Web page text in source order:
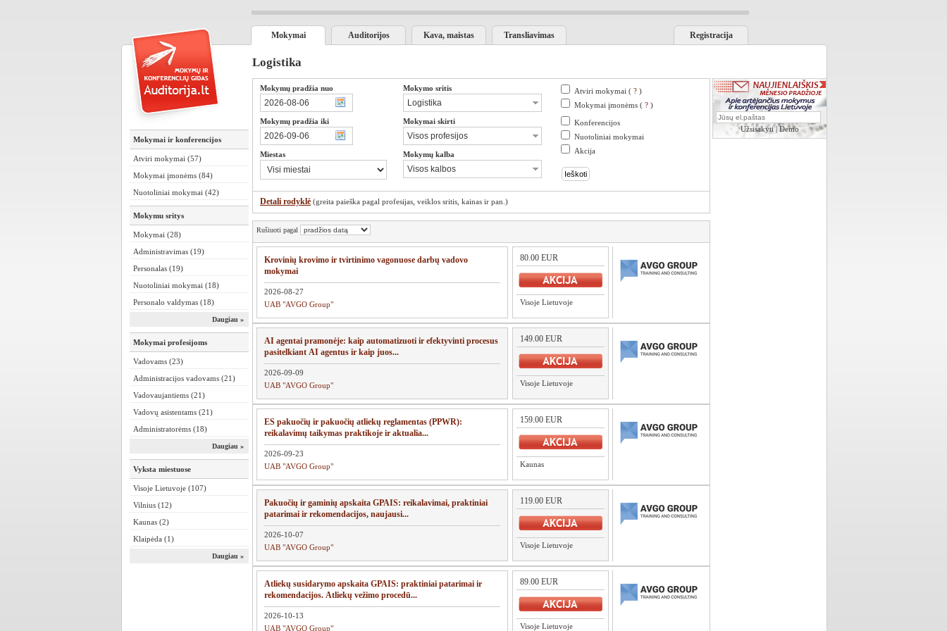
Mokymai Auditorijos Kava, maistas Transliavimas Registracija
Mokymai ir konferencijos
Atviri mokymai (57)
Mokymai įmonėms (84)
Nuotoliniai mokymai (42)
Mokymu sritys
Mokymai (28)
Administravimas (19)
Personalas (19)
Nuotoliniai mokymai (18)
Personalo valdymas (18)
Daugiau »
Mokymai profesijoms
Vadovams (23)
Administracijos vadovams (21)
Vadovaujantiems (21)
Vadovų asistentams (21)
Administratorėms (18)
Daugiau »
Vyksta miestuose
Visoje Lietuvoje (107)
Vilnius (12)
Kaunas (2)
Klaipėda (1)
Daugiau »
Logistika
Mokymų pradžia nuo
Mokymų pradžia iki
Miestas
Mokymo sritis
Mokymai skirti
Mokymų kalba
Atviri mokymai ( ? )
Mokymai įmonėms ( ? )
Konferencijos
Nuotoliniai mokymai
Akcija
Detali rodyklė (greita paieška pagal profesijas, veiklos sritis, kainas ir pan.)
Rušiuoti pagal
Krovinių krovimo ir tvirtinimo vagonuose darbų vadovo
mokymai
2026-08-27
UAB "AVGO Group"
80.00 EUR
Visoje Lietuvoje
AI agentai pramonėje: kaip automatizuoti ir efektyvinti procesus
pasitelkiant AI agentus ir kaip juos...
2026-09-09
UAB "AVGO Group"
149.00 EUR
Visoje Lietuvoje
ES pakuočių ir pakuočių atliekų reglamentas (PPWR):
reikalavimų taikymas praktikoje ir aktualia...
2026-09-23
UAB "AVGO Group"
159.00 EUR
Kaunas
Pakuočių ir gaminių apskaita GPAIS: reikalavimai, praktiniai
patarimai ir rekomendacijos, naujausi...
2026-10-07
UAB "AVGO Group"
119.00 EUR
Visoje Lietuvoje
Atliekų susidarymo apskaita GPAIS: praktiniai patarimai ir
rekomendacijos. Atliekų vežimo procedū...
2026-10-13
UAB "AVGO Group"
89.00 EUR
Visoje Lietuvoje
Užsisakyti|Demo